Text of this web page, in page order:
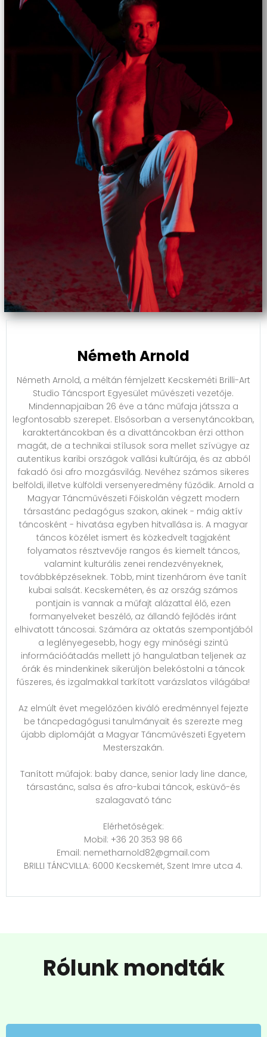
Németh Arnold
Németh Arnold, a méltán fémjelzett Kecskeméti Brilli-Art
Studio Táncsport Egyesület művészeti vezetője.
Mindennapjaiban 26 éve a tánc műfaja játssza a
legfontosabb szerepet. Elsősorban a versenytáncokban,
karaktertáncokban és a divattáncokban érzi otthon
magát, de a technikai stílusok sora mellet szívügye az
autentikus karibi országok vallási kultúrája, és az abból
fakadó ősi afro mozgásvilág. Nevéhez számos sikeres
belföldi, illetve külföldi versenyeredmény fűződik. Arnold a
Magyar Táncművészeti Főiskolán végzett modern
társastánc pedagógus szakon, akinek - máig aktív
táncosként - hivatása egyben hitvallása is. A magyar
táncos közélet ismert és közkedvelt tagjaként
folyamatos résztvevője rangos és kiemelt táncos,
valamint kulturális zenei rendezvényeknek,
továbbképzéseknek. Több, mint tizenhárom éve tanít
kubai salsát. Kecskeméten, és az ország számos
pontjain is vannak a műfajt alázattal élő, ezen
formanyelveket beszélő, az állandó fejlődés iránt
elhivatott táncosai. Számára az oktatás szempontjából
a leglényegesebb, hogy egy minőségi szintű
információátadás mellett jó hangulatban teljenek az
órák és mindenkinek sikerüljön belekóstolni a táncok
fűszeres, és izgalmakkal tarkított varázslatos világába!
Az elmúlt évet megelőzően kiváló eredménnyel fejezte
be táncpedagógusi tanulmányait és szerezte meg
újabb diplomáját a Magyar Táncművészeti Egyetem
Mesterszakán.
Tanított műfajok: baby dance, senior lady line dance,
társastánc, salsa és afro-kubai táncok, esküvő-és
szalagavató tánc
Elérhetőségek:
Mobil: +36 20 353 98 66
Email: nemetharnold82@gmail.com
BRILLI TÁNCVILLA: 6000 Kecskemét, Szent Imre utca 4.
Rólunk mondták